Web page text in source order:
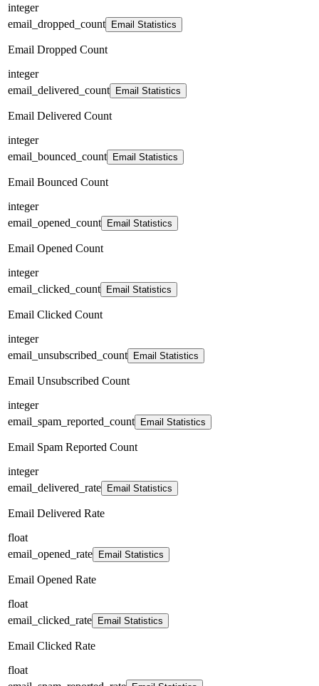
integer
email_dropped_count
Email Statistics
Email Dropped Count
integer
email_delivered_count
Email Statistics
Email Delivered Count
integer
email_bounced_count
Email Statistics
Email Bounced Count
integer
email_opened_count
Email Statistics
Email Opened Count
integer
email_clicked_count
Email Statistics
Email Clicked Count
integer
email_unsubscribed_count
Email Statistics
Email Unsubscribed Count
integer
email_spam_reported_count
Email Statistics
Email Spam Reported Count
integer
email_delivered_rate
Email Statistics
Email Delivered Rate
float
email_opened_rate
Email Statistics
Email Opened Rate
float
email_clicked_rate
Email Statistics
Email Clicked Rate
float